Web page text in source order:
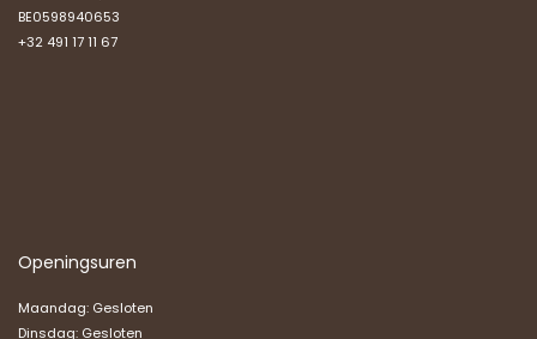
BE0598940653
+32 491 17 11 67
Openingsuren
Maandag: Gesloten
Dinsdag: Gesloten